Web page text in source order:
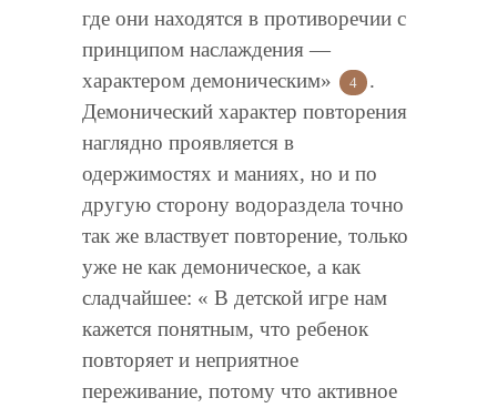
где они находятся в противоречии с
принципом наслаждения —
характером демоническим»
4
.
Демонический характер повторения
наглядно проявляется в
одержимостях и маниях, но и по
другую сторону водораздела точно
так же властвует повторение, только
уже не как демоническое, а как
сладчайшее: « В детской игре нам
кажется понятным, что ребенок
повторяет и неприятное
переживание, потому что активное